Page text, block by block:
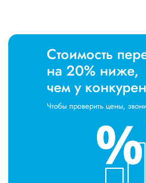
Стоимость
на 20% ниже,
чем у
Чтобы проверить цены,